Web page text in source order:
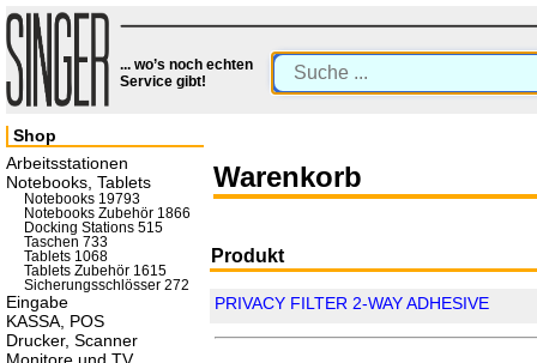
... wo’s noch echten
Service gibt!
Warenkorb
Produkt
PRIVACY FILTER 2-WAY ADHESIVE
Shop
Arbeitsstationen
Notebooks, Tablets
Notebooks 19793
Notebooks Zubehör 1866
Docking Stations 515
Taschen 733
Tablets 1068
Tablets Zubehör 1615
Sicherungsschlösser 272
Eingabe
KASSA, POS
Drucker, Scanner